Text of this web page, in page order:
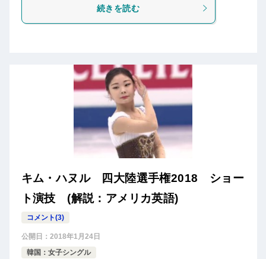
続きを読む
キム・ハヌル 四大陸選手権2018 ショー
ト演技 (解説：アメリカ英語)
コメント(3)
公開日： 2018年1月24日
韓国：女子シングル